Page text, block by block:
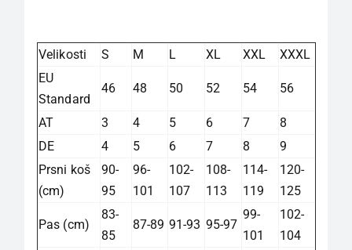
Velikosti S M L XL XXL
XXXL
EU
Standard
46 48 50 52 54 56
AT 3 4 5 6 7
8
DE
4 5 6 7 8
9
Prsni koš
(cm)
90-
95
96-
101
102-
107
108-
113
114-
119
120-
125
Pas (cm)
83-
85
87-89 91-93 95-97
99-
101
102-
104